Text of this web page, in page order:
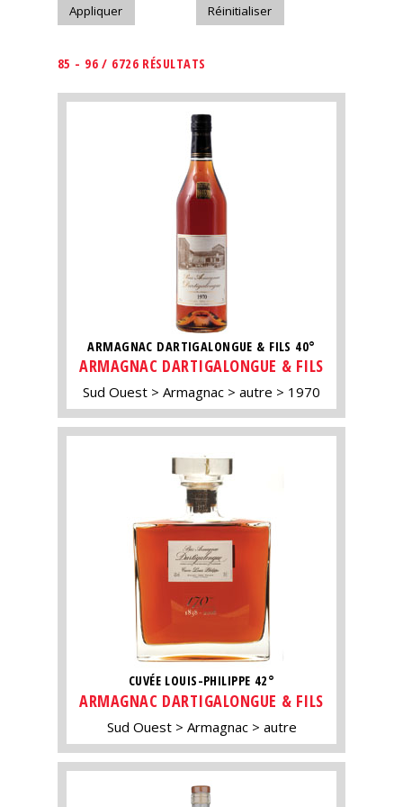
85 - 96 / 6726 RÉSULTATS
ARMAGNAC DARTIGALONGUE & FILS 40°
ARMAGNAC DARTIGALONGUE & FILS
Sud Ouest Armagnac autre 1970
CUVÉE LOUIS-PHILIPPE 42°
ARMAGNAC DARTIGALONGUE & FILS
Sud Ouest Armagnac autre